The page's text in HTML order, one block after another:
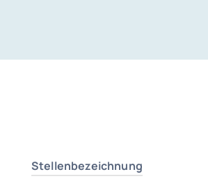
Stellenbezeichnung